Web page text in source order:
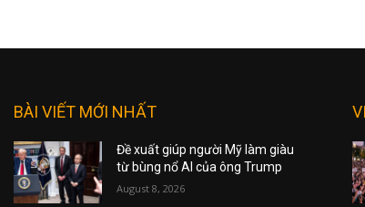
BÀI VIẾT MỚI NHẤT
Đề xuất giúp người Mỹ làm giàu
từ bùng nổ AI của ông Trump
August 8, 2026